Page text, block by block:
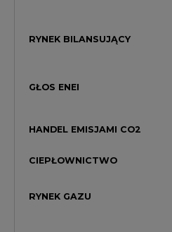
RYNEK BILANSUJĄCY
GŁOS ENEI
HANDEL EMISJAMI CO2
CIEPŁOWNICTWO
RYNEK GAZU